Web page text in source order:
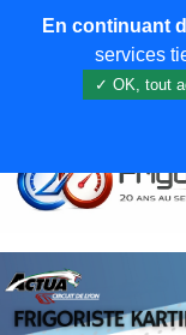
En continuant
services
✓ OK, tout